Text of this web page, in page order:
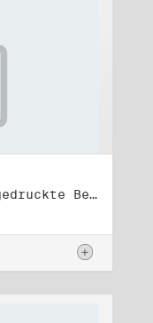
Titel: Manuskripte und gedruckte Belege (3)